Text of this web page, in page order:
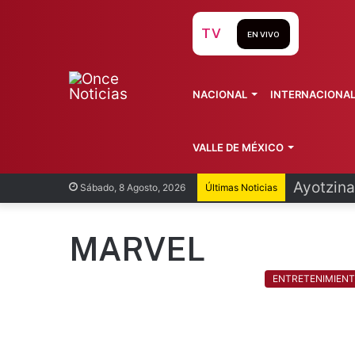
Sábado, 8 Agosto, 2026 Últimas Noticias
TV EN VIVO
NACIONAL INTERNACIONAL
VALLE DE MÉXICO
MARVEL